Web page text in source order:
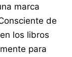
marca
de
los libros
para